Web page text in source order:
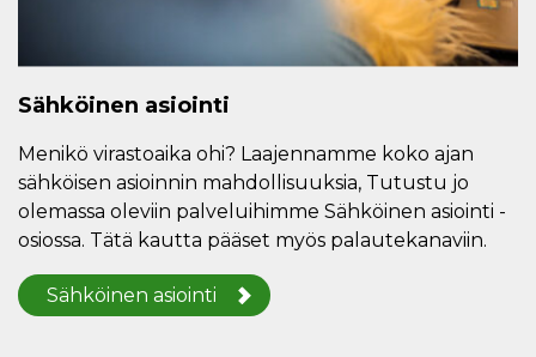
Sähköinen asiointi
Menikö virastoaika ohi? Laajennamme koko ajan
sähköisen asioinnin mahdollisuuksia, Tutustu jo
olemassa oleviin palveluihimme Sähköinen asiointi -
osiossa. Tätä kautta pääset myös palautekanaviin.
Sähköinen asiointi